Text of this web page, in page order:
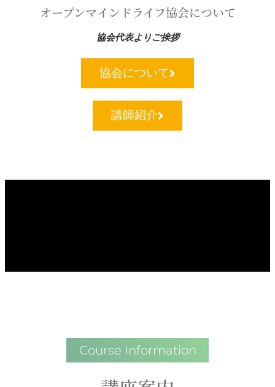
オープンマインドライフ協会について
協会代表よりご挨拶
協会について
講師紹介
Course Information